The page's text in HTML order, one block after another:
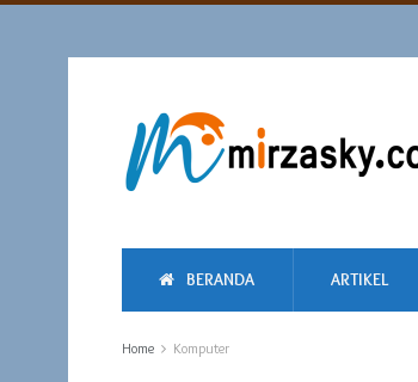
BERANDA ARTIKEL
Home Komputer